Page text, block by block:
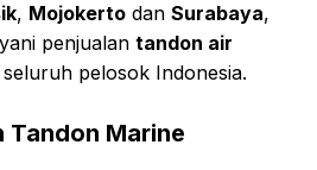
, Mojokerto dan Surabaya,
penjualan tandon air
seluruh pelosok Indonesia.
Tandon Marine